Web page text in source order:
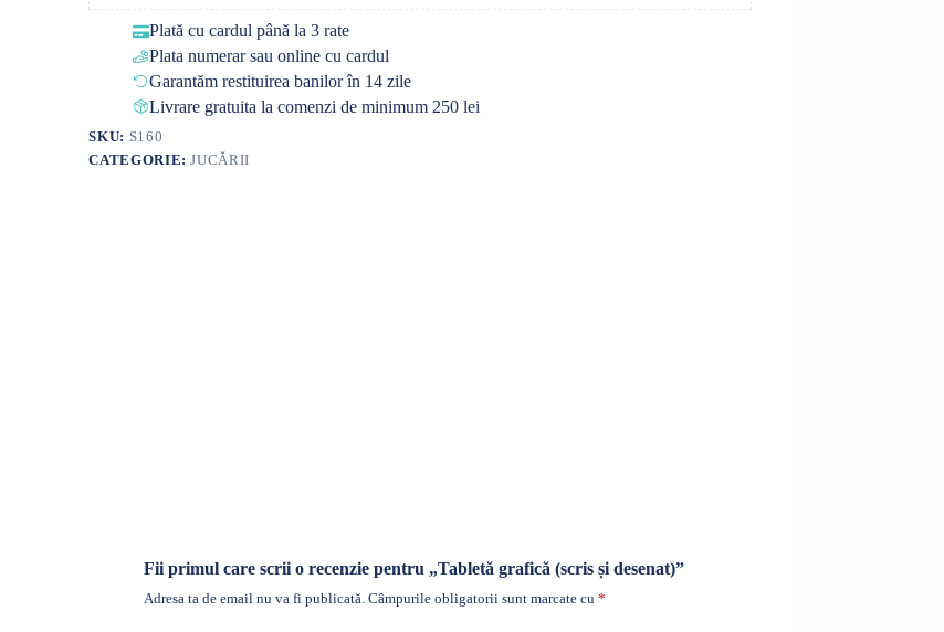
Plată cu cardul până la 3 rate
Plata numerar sau online cu cardul
Garantăm restituirea banilor în 14 zile
Livrare gratuita la comenzi de minimum 250 lei
SKU: S160
CATEGORIE:JUCĂRII
Fii primul care scrii o recenzie pentru „Tabletă grafică (scris și desenat)”
Adresa ta de email nu va fi publicată. Câmpurile obligatorii sunt marcate cu *